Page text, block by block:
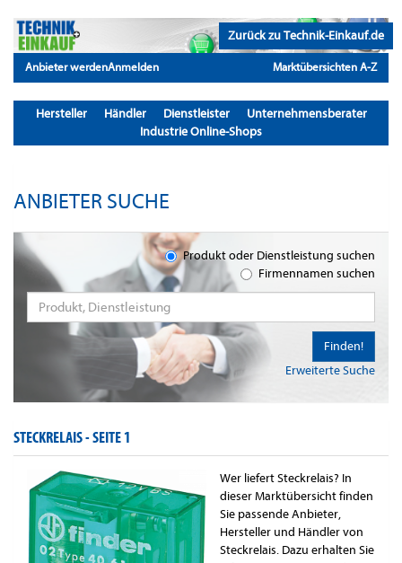
Zurück zu Technik-Einkauf.de
Anbieter werdenAnmelden Marktübersichten A-Z
Hersteller Händler Dienstleister
Unternehmensberater
Industrie Online-Shops
ANBIETER SUCHE
Produkt oder Dienstleistung suchen
Firmennamen suchen
Erweiterte Suche
Finden!
STECKRELAIS -SEITE 1
Wer liefert Steckrelais? In
dieser Marktübersicht finden
Sie passende Anbieter,
Hersteller und Händler von
Steckrelais. Dazu erhalten Sie